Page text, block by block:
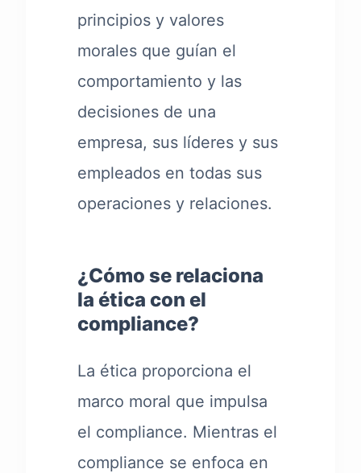
principios y valores
morales que guían el
comportamiento y las
decisiones de una
empresa, sus líderes y sus
empleados en todas sus
operaciones y relaciones.
¿Cómo se relaciona
la ética con el
compliance?
La ética proporciona el
marco moral que impulsa
el compliance. Mientras el
compliance se enfoca en